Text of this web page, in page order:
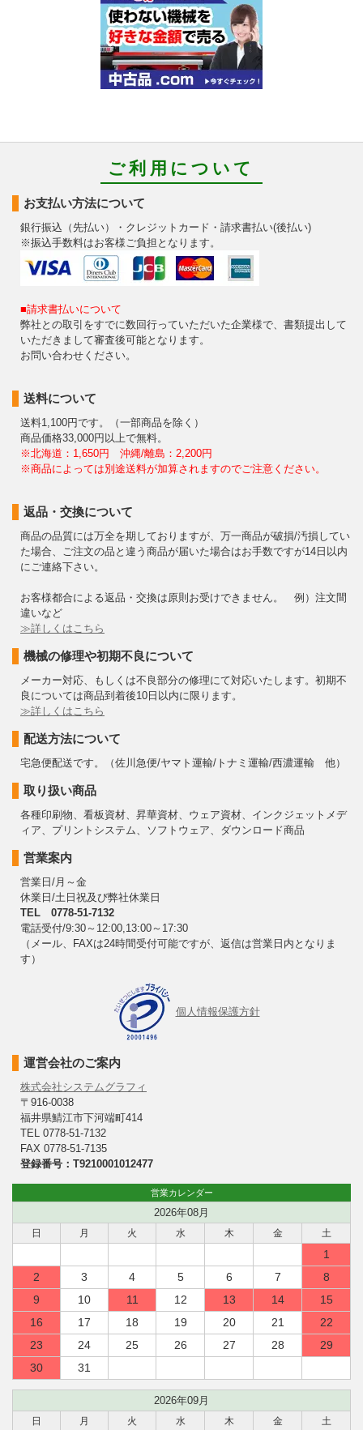
ご利用について
お支払い方法について
銀行振込（先払い）・クレジットカード・請求書払い(後払い)
※振込手数料はお客様ご負担となります。
■請求書払いについて
弊社との取引をすでに数回行っていただいた企業様で、書類提出して
いただきまして審査後可能となります。
お問い合わせください。
送料について
送料1,100円です。（一部商品を除く）
商品価格33,000円以上で無料。
※北海道：1,650円 沖縄/離島：2,200円
※商品によっては別途送料が加算されますのでご注意ください。
返品・交換について
商品の品質には万全を期しておりますが、万一商品が破損/汚損してい
た場合、ご注文の品と違う商品が届いた場合はお手数ですが14日以内
にご連絡下さい。
お客様都合による返品・交換は原則お受けできません。 例）注文間
違いなど
≫詳しくはこちら
機械の修理や初期不良について
メーカー対応、もしくは不良部分の修理にて対応いたします。初期不
良については商品到着後10日以内に限ります。
≫詳しくはこちら
配送方法について
宅急便配送です。（佐川急便/ヤマト運輸/トナミ運輸/西濃運輸 他）
取り扱い商品
各種印刷物、看板資材、昇華資材、ウェア資材、インクジェットメデ
ィア、プリントシステム、ソフトウェア、ダウンロード商品
営業案内
営業日/月～金
休業日/土日祝及び弊社休業日
TEL 0778-51-7132
電話受付/9:30～12:00,13:00～17:30
（メール、FAXは24時間受付可能ですが、返信は営業日内となりま
す）
個人情報保護方針
運営会社のご案内
株式会社システムグラフィ
〒916-0038
福井県鯖江市下河端町414
TEL 0778-51-7132
FAX 0778-51-7135
登録番号：T9210001012477
営業カレンダー
2026年08月
日 月 火 水 木 金 土
1
2
3 4 5 6 7
8
9
10 11 12 13 14
15
16
17 18 19 20 21
22
23
24 25 26 27 28
29
30
31
2026年09月
日 月 火 水 木 金 土